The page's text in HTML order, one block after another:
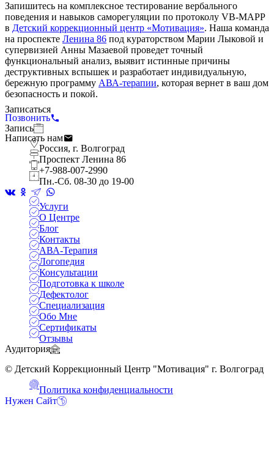
Запишитесь на комплексное тестирование вербального
поведения и навыков саморегуляции по протоколу VB-MAPP
в Детский коррекционный центр «Мотивация». Наша команда
на проспекте Ленина 86 под кураторством Марии Лыковой и
супервизией Анны Мазаевой проведет точный
функциональный анализ, выявит истинные причины
деструктивных вспышек и разработает индивидуальную,
бережную программу АВА-терапии, которая вернет в ваш дом
безопасность и покой.
Записаться
Позвонить
Запись
Написать нам
Россия, г. Волгоград
Проспект Ленина 86
+7-988-007-2990
Пн.-Сб. 08-30 до 19-00
Услуги
О Центре
Блог
Контакты
АВА-Терапия
Логопедия
Консультации
Подготовка к школе
Дефектолог
Специализация
Обо Мне
Сертификаты
Отзывы
Аудитория
© Детский Коррекционный Центр "Мотивация" г. Волгоград
Политика конфиденциальности
Нужен Сайт